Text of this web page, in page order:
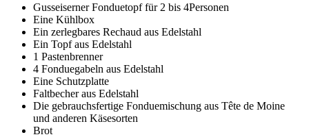
Gusseiserner Fonduetopf für 2 bis 4Personen
Eine Kühlbox
Ein zerlegbares Rechaud aus Edelstahl
Ein Topf aus Edelstahl
1 Pastenbrenner
4 Fonduegabeln aus Edelstahl
Eine Schutzplatte
Faltbecher aus Edelstahl
Die gebrauchsfertige Fonduemischung aus Tête de Moine
und anderen Käsesorten
Brot